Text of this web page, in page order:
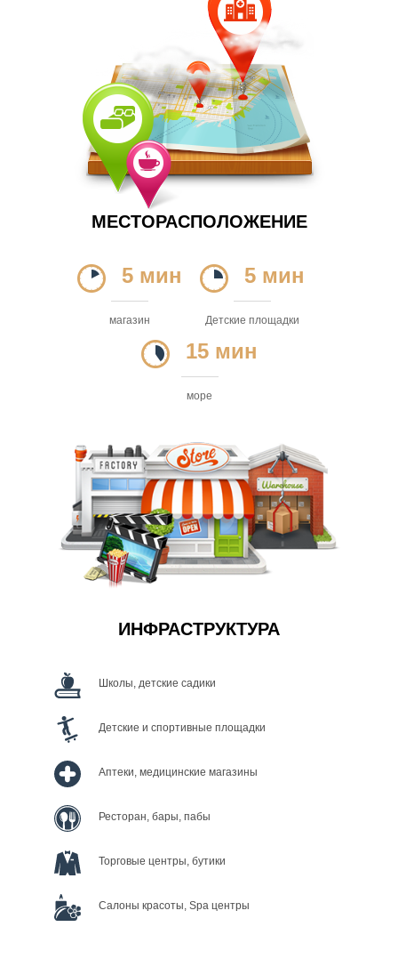
МЕСТОРАСПОЛОЖЕНИЕ
5 мин
магазин
5 мин
Детские площадки
15 мин
море
ИНФРАСТРУКТУРА
Школы, детские садики
Детские и спортивные площадки
Аптеки, медицинские магазины
Ресторан, бары, пабы
Торговые центры, бутики
Салоны красоты, Spa центры